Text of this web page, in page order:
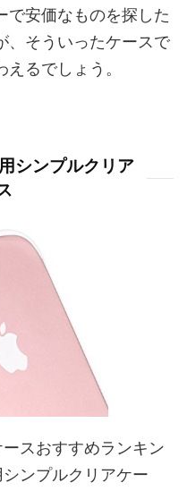
で安価なものを探した
、そういったケースで
るでしょう。
ンプルクリア
スおすすめランキン
ンプルクリアケー